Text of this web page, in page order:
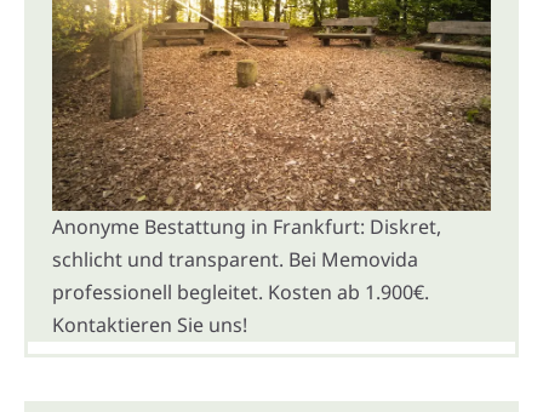
Anonyme Bestattung in Frankfurt: Diskret,
schlicht und transparent. Bei Memovida
professionell begleitet. Kosten ab 1.900€.
Kontaktieren Sie uns!